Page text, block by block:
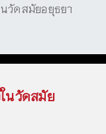
วัดสมัยอยุธยา
นวัดสมัย